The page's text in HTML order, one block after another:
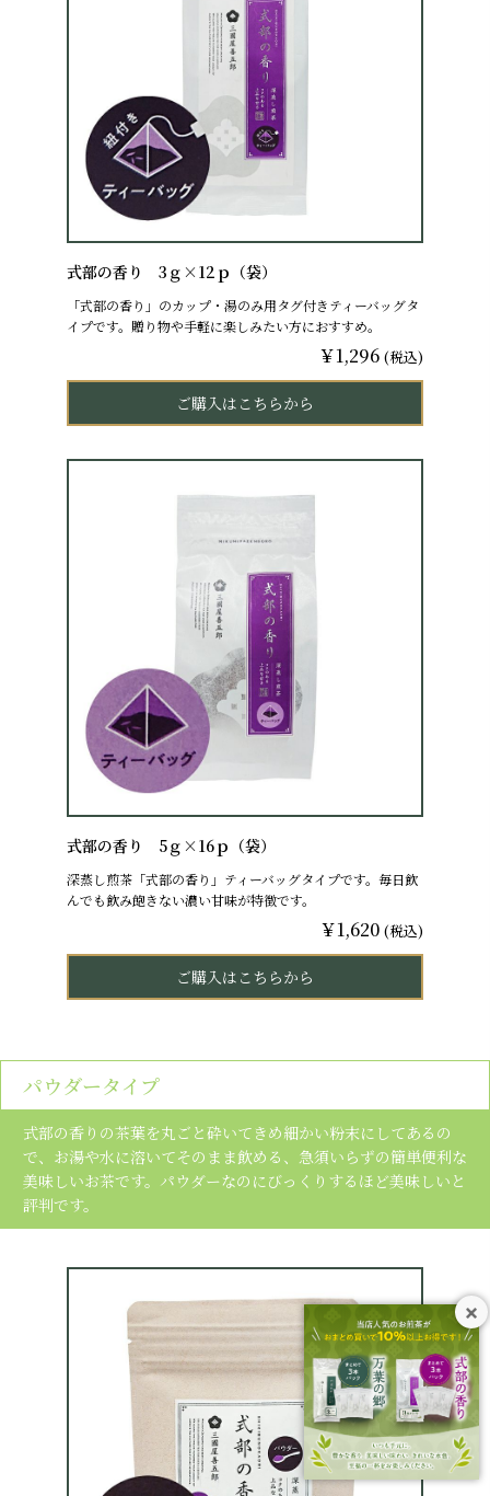
式部の香り 3ｇ×12ｐ（袋）
「式部の香り」のカップ・湯のみ用タグ付きティーバッグタ
イプです。贈り物や手軽に楽しみたい方におすすめ。
￥1,296 (税込)
ご購入はこちらから
式部の香り 5ｇ×16ｐ（袋）
深蒸し煎茶「式部の香り」ティーバッグタイプです。毎日飲
んでも飲み飽きない濃い甘味が特徴です。
￥1,620 (税込)
ご購入はこちらから
パウダータイプ
式部の香りの茶葉を丸ごと砕いてきめ細かい粉末にしてあるの
で、お湯や水に溶いてそのまま飲める、急須いらずの簡単便利な
美味しいお茶です。パウダーなのにびっくりするほど美味しいと
評判です。